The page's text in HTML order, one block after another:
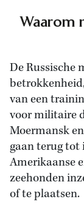
Waarom
De Russische
van een
voor militaire
Moermansk
gaan terug tot
Amerikaanse
zeehonden
of te plaatsen.